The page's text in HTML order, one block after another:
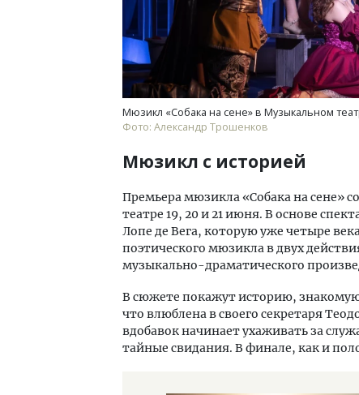
Мюзикл «Собака на сене» в Музыкальном
Фото: Александр Трошенков
Мюзикл с историей
Премьера мюзикла «Собака на сене»
театре 19, 20 и 21 июня. В основе
Лопе де Вега, которую уже четыре
поэтического мюзикла в двух
музыкально-драматического
В сюжете покажут историю,
что влюблена в своего секретаря
вдобавок начинает ухаживать за
тайные свидания. В финале, как и